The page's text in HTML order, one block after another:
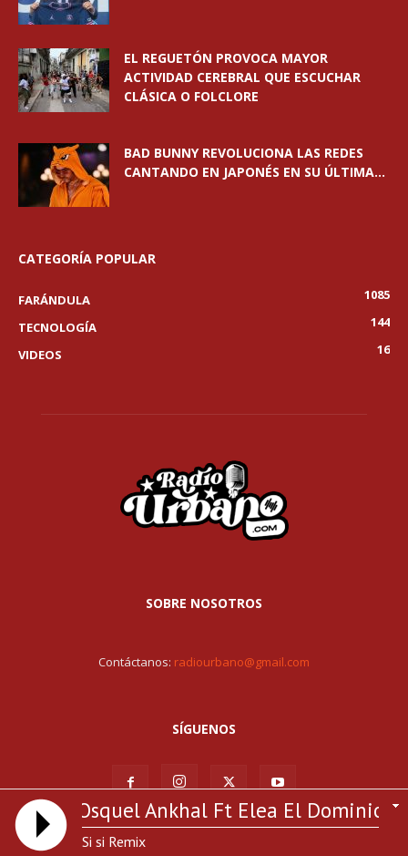
EL REGUETÓN PROVOCA MAYOR
ACTIVIDAD CEREBRAL QUE ESCUCHAR
CLÁSICA O FOLCLORE
BAD BUNNY REVOLUCIONA LAS REDES
CANTANDO EN JAPONÉS EN SU ÚLTIMA...
CATEGORÍA POPULAR
FARÁNDULA
1085
TECNOLOGÍA
144
VIDEOS
16
SOBRE NOSOTROS
Contáctanos: radiourbano@gmail.com
SÍGUENOS
© Todos los derechos reservados RadioUrbano.com | Hosting por:
Osquel Ankhal Ft Elea El Dominio,
Si si Remix